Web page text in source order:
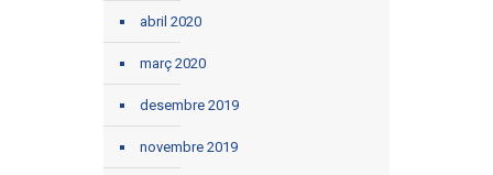
abril 2020
març 2020
desembre 2019
novembre 2019